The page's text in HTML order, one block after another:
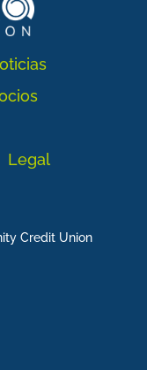
Legal
Credit Union